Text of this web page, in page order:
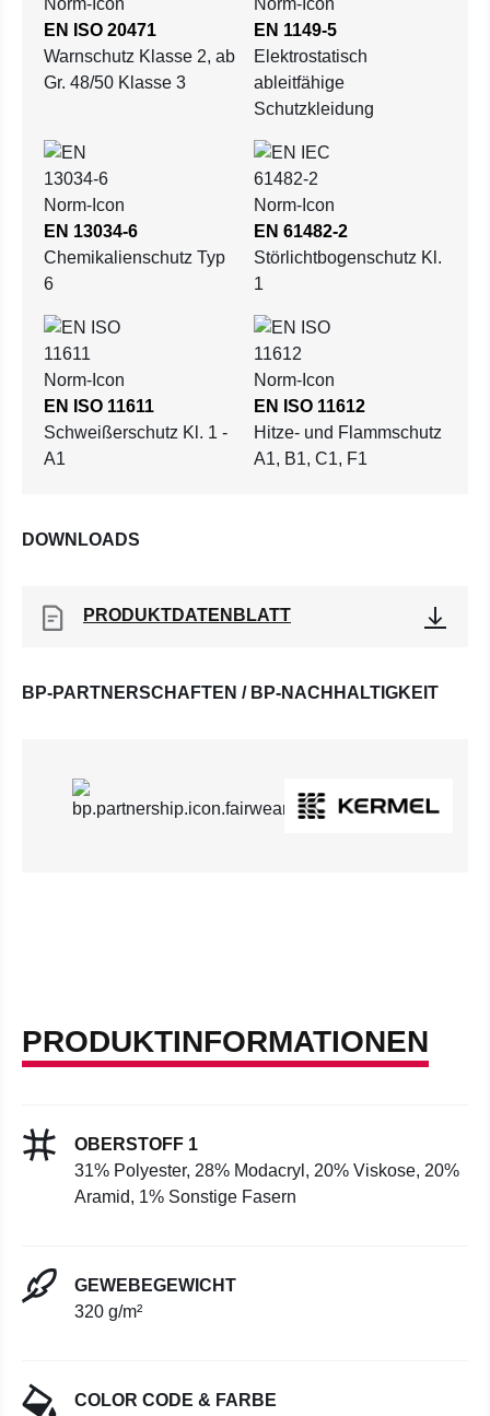
EN ISO 20471
Warnschutz Klasse 2, ab
Gr. 48/50 Klasse 3
EN 1149-5
Elektrostatisch
ableitfähige
Schutzkleidung
EN 13034-6
Chemikalienschutz Typ
6
EN 61482-2
Störlichtbogenschutz Kl.
1
EN ISO 11611
Schweißerschutz Kl. 1 -
A1
EN ISO 11612
Hitze- und Flammschutz
A1, B1, C1, F1
DOWNLOADS
PRODUKTDATENBLATT
BP-PARTNERSCHAFTEN / BP-NACHHALTIGKEIT
PRODUKTINFORMATIONEN
OBERSTOFF 1
31% Polyester, 28% Modacryl, 20% Viskose, 20%
Aramid, 1% Sonstige Fasern
GEWEBEGEWICHT
320 g/m²
COLOR CODE & FARBE